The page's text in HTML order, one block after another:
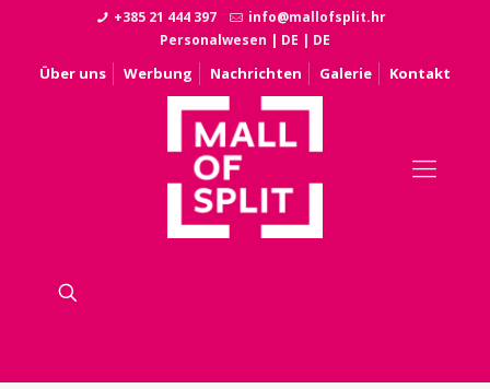
+385 21 444 397
info@mallofsplit.hr
Personalwesen | DE | DE
Über uns Werbung Nachrichten Galerie Kontakt